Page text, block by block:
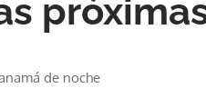
de noche